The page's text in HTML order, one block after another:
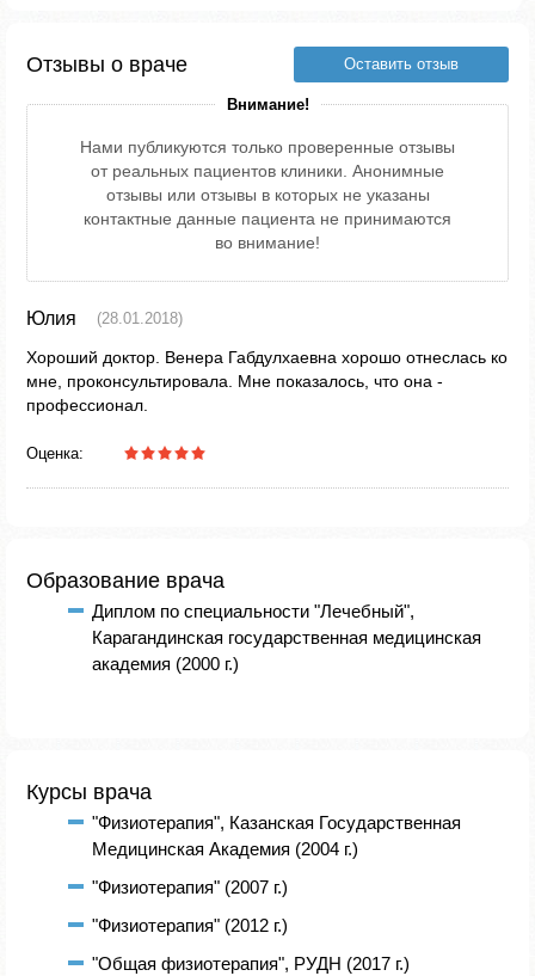
Отзывы о враче Оставить отзыв
Внимание!
Нами публикуются только проверенные отзывы
от реальных пациентов клиники. Анонимные
отзывы или отзывы в которых не указаны
контактные данные пациента не принимаются
во внимание!
Юлия (28.01.2018)
Хороший доктор. Венера Габдулхаевна хорошо отнеслась ко
мне, проконсультировала. Мне показалось, что она -
профессионал.
Оценка:
Образование врача
Диплом по специальности "Лечебный",
Карагандинская государственная медицинская
академия (2000 г.)
Курсы врача
"Физиотерапия", Казанская Государственная
Медицинская Академия (2004 г.)
"Физиотерапия" (2007 г.)
"Физиотерапия" (2012 г.)
"Общая физиотерапия", РУДН (2017 г.)